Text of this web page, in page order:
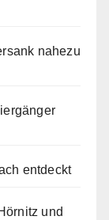
nahezu
entdeckt
und